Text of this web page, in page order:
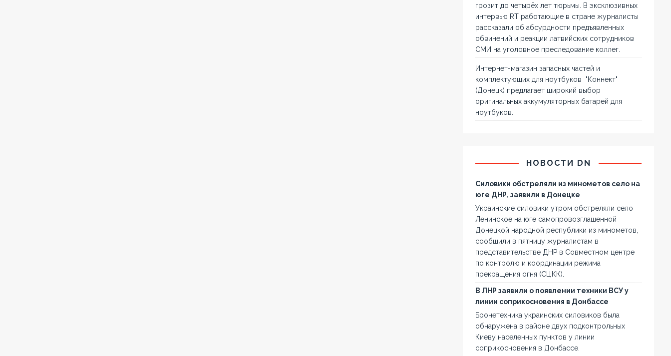
грозит до четырёх лет тюрьмы. В эксклюзивных
интервью RT работающие в стране журналисты
рассказали об абсурдности предъявленных
обвинений и реакции латвийских сотрудников
СМИ на уголовное преследование коллег.
Интернет-магазин запасных частей и
комплектующих для ноутбуков "Коннект"
(Донецк) предлагает широкий выбор
оригинальных аккумуляторных батарей для
ноутбуков.
НОВОСТИ DN
Силовики обстреляли из минометов село на
юге ДНР, заявили в Донецке
Украинские силовики утром обстреляли село
Ленинское на юге самопровозглашенной
Донецкой народной республики из минометов,
сообщили в пятницу журналистам в
представительстве ДНР в Совместном центре
по контролю и координации режима
прекращения огня (СЦКК).
В ЛНР заявили о появлении техники ВСУ у
линии соприкосновения в Донбассе
Бронетехника украинских силовиков была
обнаружена в районе двух подконтрольных
Киеву населенных пунктов у линии
соприкосновения в Донбассе.